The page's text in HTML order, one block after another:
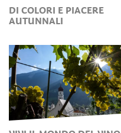
DI COLORI E PIACERE
AUTUNNALI